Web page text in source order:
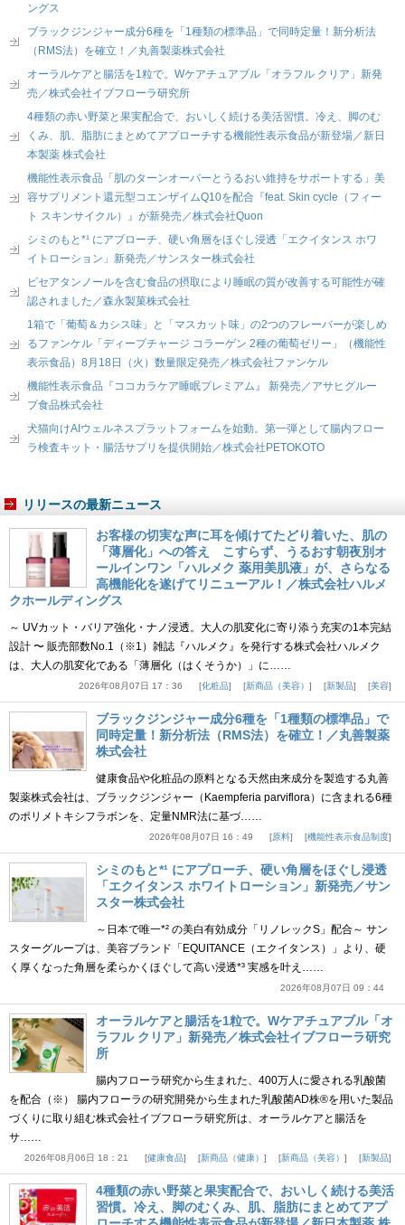
ングス
ブラックジンジャー成分6種を「1種類の標準品」で同時定量！新分析法
（RMS法）を確立！／丸善製薬株式会社
オーラルケアと腸活を1粒で。Wケアチュアブル「オラフル クリア」新発
売／株式会社イブフローラ研究所
4種類の赤い野菜と果実配合で、おいしく続ける美活習慣。冷え、脚のむ
くみ、肌、脂肪にまとめてアプローチする機能性表示食品が新登場／新日
本製薬 株式会社
機能性表示食品「肌のターンオーバーとうるおい維持をサポートする」美
容サプリメント還元型コエンザイムQ10を配合『feat. Skin cycle（フィー
ト スキンサイクル）』が新発売／株式会社Quon
シミのもと*¹ にアプローチ、硬い角層をほぐし浸透「エクイタンス ホワ
イトローション」新発売／サンスター株式会社
ピセアタンノールを含む食品の摂取により睡眠の質が改善する可能性が確
認されました／森永製菓株式会社
1箱で「葡萄＆カシス味」と「マスカット味」の2つのフレーバーが楽しめ
るファンケル「ディープチャージ コラーゲン 2種の葡萄ゼリー」（機能性
表示食品）8月18日（火）数量限定発売／株式会社ファンケル
機能性表示食品『ココカラケア睡眠プレミアム』 新発売／アサヒグルー
プ食品株式会社
犬猫向けAIウェルネスプラットフォームを始動。第一弾として腸内フロー
ラ検査キット・腸活サプリを提供開始／株式会社PETOKOTO
リリースの最新ニュース
お客様の切実な声に耳を傾けてたどり着いた、肌の
「薄層化」への答え こすらず、うるおす朝夜別オ
ールインワン「ハルメク 薬用美肌液」が、さらなる
高機能化を遂げてリニューアル！／株式会社ハルメ
クホールディングス
～ UVカット・バリア強化・ナノ浸透。大人の肌変化に寄り添う充実の1本完結
設計 〜 販売部数No.1（※1）雑誌『ハルメク』を発行する株式会社ハルメク
は、大人の肌変化である「薄層化（はくそうか）」に……
2026年08月07日 17：36 化粧品 新商品（美容） 新製品 美容
ブラックジンジャー成分6種を「1種類の標準品」で
同時定量！新分析法（RMS法）を確立！／丸善製薬
株式会社
健康食品や化粧品の原料となる天然由来成分を製造する丸善
製薬株式会社は、ブラックジンジャー（Kaempferia parviflora）に含まれる6種
のポリメトキシフラボンを、定量NMR法に基づ……
2026年08月07日 16：49 原料 機能性表示食品制度
シミのもと*¹ にアプローチ、硬い角層をほぐし浸透
「エクイタンス ホワイトローション」新発売／サン
スター株式会社
～日本で唯一*² の美白有効成分「リノレックS」配合～ サン
スターグループは、美容ブランド「EQUITANCE（エクイタンス）」より、硬
く厚くなった角層を柔らかくほぐして高い浸透*³ 実感を叶え……
2026年08月07日 09：44
オーラルケアと腸活を1粒で。Wケアチュアブル「オ
ラフル クリア」新発売／株式会社イブフローラ研究
所
腸内フローラ研究から生まれた、400万人に愛される乳酸菌
を配合（※） 腸内フローラの研究開発から生まれた乳酸菌AD株®を用いた製品
づくりに取り組む株式会社イブフローラ研究所は、オーラルケアと腸活を
サ……
2026年08月06日 18：21 健康食品 新商品（健康） 新商品（美容） 新製品
4種類の赤い野菜と果実配合で、おいしく続ける美活
習慣。冷え、脚のむくみ、肌、脂肪にまとめてアプ